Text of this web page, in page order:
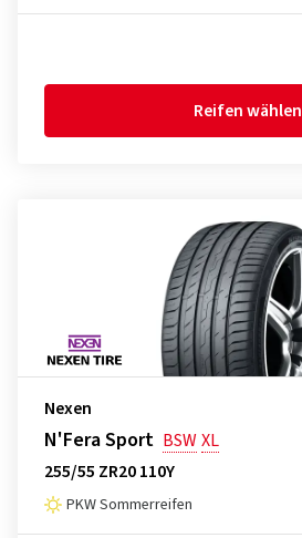
Reifen wählen
Nexen
N'Fera Sport BSWXL
255/55 ZR20 110Y
PKW Sommerreifen